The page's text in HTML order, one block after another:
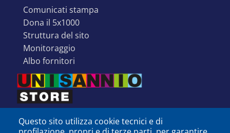
comunicati stampa
dona il 5x1000
struttura del sito
monitoraggio
albo fornitori
Questo sito utilizza cookie tecnici e di